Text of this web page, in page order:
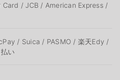
Card / JCB / American Express /
/ Suica / PASMO / 楽天Edy /
い